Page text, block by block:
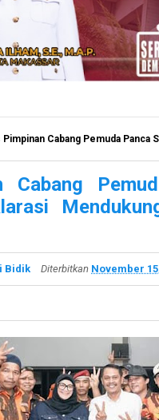
Cabang Pemuda Panca Sila (MPC-
Cabang
Bidik Diterbitkan November